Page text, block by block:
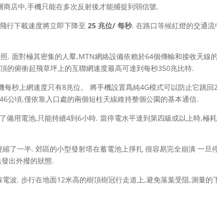
店中,手機只能在多次反射後才能捕捉到弱信號.
行下載速度將立即下降至25 兆位/ 每秒. 在路口等候紅燈的交通流
. 面對極其密集的人羣,MTN網絡設備依賴於64個傳輸和接收天線
的俯衝起飛草坪上的互聯網速度最高可達到每秒350兆比特.
秒上網速度只有8兆位。 將手機設置爲純4G模式可以防止它跳回
公頃,僅依靠入口處的兩個短柱天線維持整個公園的基本通信.
備用電池,只能持續4到6小時. 當停電水平達到第四級或以上時,極
了一半. 郊區的小型發射塔在蓄電池上掙扎 很容易完全崩潰 一旦
出外撥的狀態.
波. 步行在地面12米高的樹頂樹冠行走道上,避免落葉受阻,測量的